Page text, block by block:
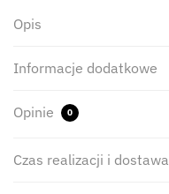
Opis
Informacje dodatkowe
Opinie 0
Czas realizacji i dostawa